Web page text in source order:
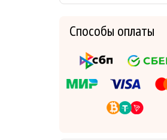
Способы оплаты